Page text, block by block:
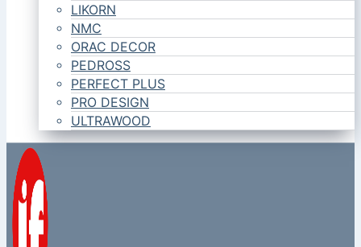
LIKORN
NMC
ORAC DECOR
PEDROSS
PERFECT PLUS
PRO DESIGN
ULTRAWOOD